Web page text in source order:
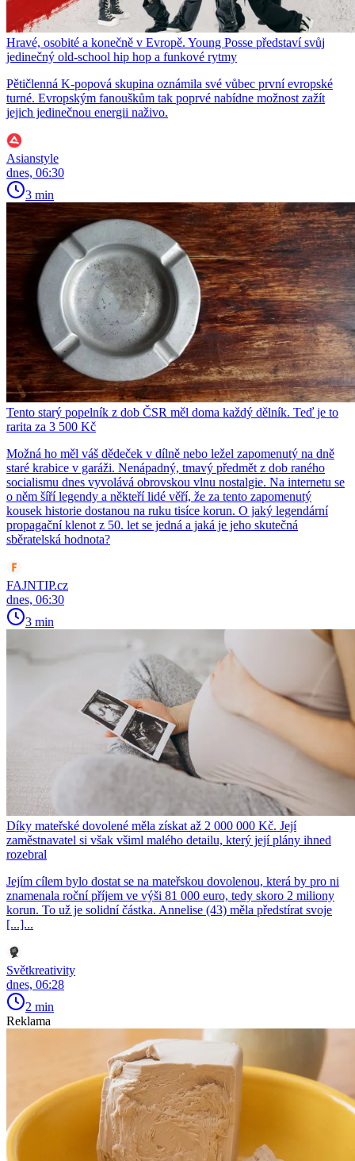
Hravé, osobité a konečně v Evropě. Young Posse představí svůj
jedinečný old-school hip hop a funkové rytmy
Pětičlenná K-popová skupina oznámila své vůbec první evropské
turné. Evropským fanouškům tak poprvé nabídne možnost zažít
jejich jedinečnou energii naživo.
Asianstyle
dnes, 06:30
3 min
Tento starý popelník z dob ČSR měl doma každý dělník. Teď je to
rarita za 3 500 Kč
Možná ho měl váš dědeček v dílně nebo ležel zapomenutý na dně
staré krabice v garáži. Nenápadný, tmavý předmět z dob raného
socialismu dnes vyvolává obrovskou vlnu nostalgie. Na internetu se
o něm šíří legendy a někteří lidé věří, že za tento zapomenutý
kousek historie dostanou na ruku tisíce korun. O jaký legendární
propagační klenot z 50. let se jedná a jaká je jeho skutečná
sběratelská hodnota?
FAJNTIP.cz
dnes, 06:30
3 min
Díky mateřské dovolené měla získat až 2 000 000 Kč. Její
zaměstnavatel si však všiml malého detailu, který její plány ihned
rozebral
Jejím cílem bylo dostat se na mateřskou dovolenou, která by pro ni
znamenala roční příjem ve výši 81 000 euro, tedy skoro 2 miliony
korun. To už je solidní částka. Annelise (43) měla předstírat svoje
[...]...
Světkreativity
dnes, 06:28
2 min
Reklama